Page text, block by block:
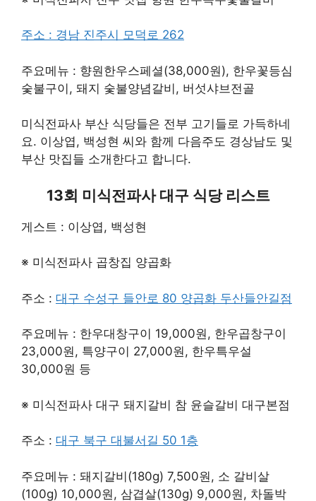
주소 : 경남 진주시 모덕로 262
주요메뉴 : 향원한우스페셜(38,000원), 한우꽃등심
숯불구이, 돼지 숯불양념갈비, 버섯샤브전골
미식전파사 부산 식당들은 전부 고기들로 가득하네
요. 이상엽, 백성현 씨와 함께 다음주도 경상남도 및
부산 맛집들 소개한다고 합니다.
13회 미식전파사 대구 식당 리스트
게스트 : 이상엽, 백성현
※ 미식전파사 곱창집 양곱화
주소 : 대구 수성구 들안로 80 양곱화 두산들안길점
주요메뉴 : 한우대창구이 19,000원, 한우곱창구이
23,000원, 특양구이 27,000원, 한우특우설
30,000원 등
※ 미식전파사 대구 돼지갈비 참 윤슬갈비 대구본점
주소 : 대구 북구 대불서길 50 1층
주요메뉴 : 돼지갈비(180g) 7,500원, 소 갈비살
(100g) 10,000원, 삼겹살(130g) 9,000원, 차돌박